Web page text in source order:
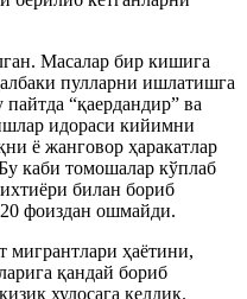
Масалар бир кишига
пулларни ишлатишга
“қаердандир” ва
идораси кийимни
ё жанговор ҳаракатлар
каби томошалар кўплаб
билан бориб
фоиздан ошмайди.
мигрантлари ҳаётини,
қандай бориб
хулосага келдик.